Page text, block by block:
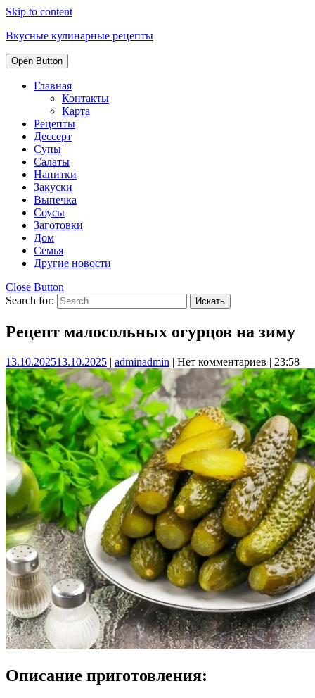
Skip to content
Вкусные кулинарные рецепты
Open Button
Главная
Контакты
Карта
Рецепты
Дессерт
Супы
Салаты
Напитки
Закуски
Выпечка
Соусы
Заготовки
Дом
Семья
Другие новости
Close Button
Search for:
Рецепт малосольных огурцов на зиму
13.10.202513.10.2025 | adminadmin | Нет комментариев | 23:58
Описание приготовления: